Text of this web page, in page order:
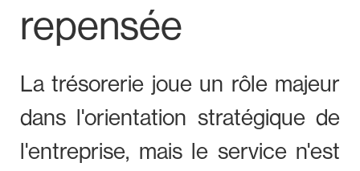
repensée
La trésorerie joue un rôle majeur
dans l'orientation stratégique de
l'entreprise, mais le service n'est